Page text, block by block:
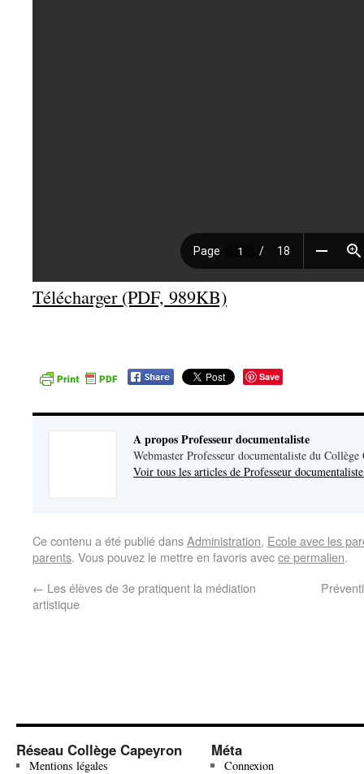
Télécharger (PDF, 989KB)
Save
A propos Professeur documentaliste
Webmaster Professeur documentaliste du Collège
Voir tous les articles de Professeur
Ce contenu a été publié dansAdministration, Ecole avec les
parents. Vous pouvez le mettre en favoris avecce permalien.
← Les élèves de 3e pratiquent la médiation
artistique
Réseau Collège Capeyron
Mentions légales
Méta
Connexion